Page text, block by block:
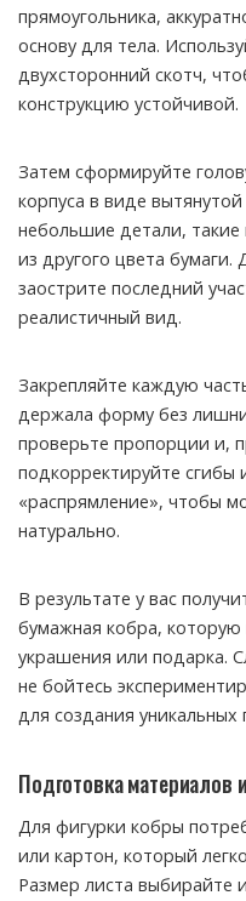
прямоугольника,
основу для тела.
двухсторонний скотч,
конструкцию устойчивой.
Затем сформируйте
корпуса в виде
небольшие детали, такие
из другого цвета бумаги.
заострите последний
реалистичный вид.
Закрепляйте каждую
держала форму без
проверьте пропорции и,
подкорректируйте сгибы
«распрямление», чтобы
натурально.
В результате у вас
бумажная кобра, которую
украшения или подарка.
не бойтесь
для создания уникальных
Подготовка
Для фигурки кобры
или картон, который
Размер листа выбирайте